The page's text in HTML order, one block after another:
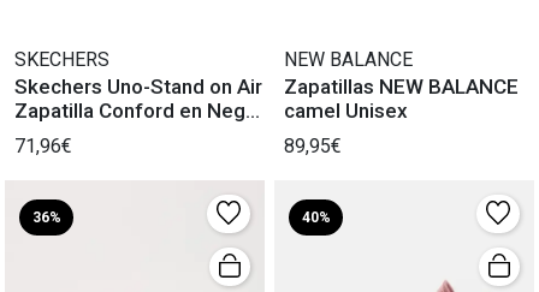
SKECHERS
Skechers Uno-Stand on Air
Zapatilla Conford en Negro
Mujer
71,96€
NEW BALANCE
Zapatillas NEW BALANCE
camel Unisex
89,95€
36% 40%